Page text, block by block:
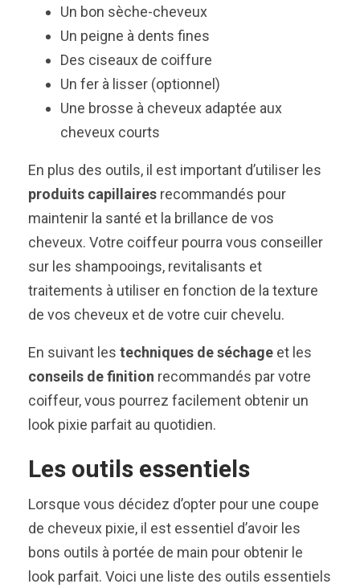
Un bon sèche-cheveux
Un peigne à dents fines
Des ciseaux de coiffure
Un fer à lisser (optionnel)
Une brosse à cheveux adaptée aux
cheveux courts
En plus des outils, il est important d’utiliser les
produits capillaires recommandés pour
maintenir la santé et la brillance de vos
cheveux. Votre coiffeur pourra vous conseiller
sur les shampooings, revitalisants et
traitements à utiliser en fonction de la texture
de vos cheveux et de votre cuir chevelu.
En suivant les techniques de séchage et les
conseils de finition recommandés par votre
coiffeur, vous pourrez facilement obtenir un
look pixie parfait au quotidien.
Les outils essentiels
Lorsque vous décidez d’opter pour une coupe
de cheveux pixie, il est essentiel d’avoir les
bons outils à portée de main pour obtenir le
look parfait. Voici une liste des outils essentiels